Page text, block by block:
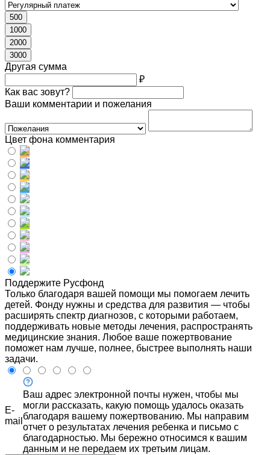
500
1000
2000
3000
Другая сумма
₽
Как вас зовут?
Ваши комментарии и пожелания
Цвет фона комментария
Поддержите Русфонд
Только благодаря вашей помощи мы помогаем лечить
детей. Фонду нужны и средства для развития — чтобы
расширять спектр диагнозов, с которыми работаем,
поддерживать новые методы лечения, распространять
медицинские знания. Любое ваше пожертвование
поможет нам лучше, полнее, быстрее выполнять наши
задачи.
E-
mail
Ваш адрес электронной почты нужен, чтобы мы
могли рассказать, какую помощь удалось оказать
благодаря вашему пожертвованию. Мы направим
отчет о результатах лечения ребенка и письмо с
благодарностью. Мы бережно относимся к вашим
данным и не передаем их третьим лицам.